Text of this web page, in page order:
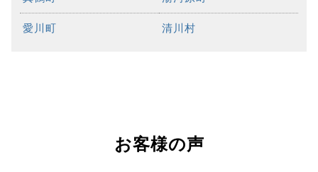
愛川町 清川村
お客様の声